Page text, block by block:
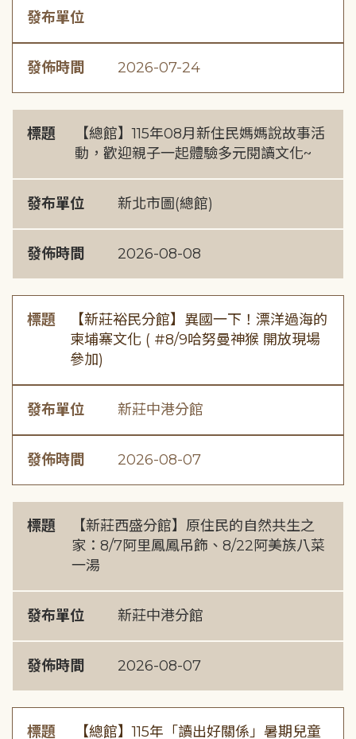
發布單位
發佈時間 2026-07-24
標題
【總館】115年08月新住民媽媽說故事活
動，歡迎親子一起體驗多元閱讀文化~
發布單位 新北市圖(總館)
發佈時間 2026-08-08
標題
【新莊裕民分館】異國一下！漂洋過海的
柬埔寨文化 ( #8/9哈努曼神猴 開放現場
參加)
發布單位 新莊中港分館
發佈時間 2026-08-07
標題
【新莊西盛分館】原住民的自然共生之
家：8/7阿里鳳鳳吊飾、8/22阿美族八菜
一湯
發布單位 新莊中港分館
發佈時間 2026-08-07
標題
【總館】115年「讀出好關係」暑期兒童